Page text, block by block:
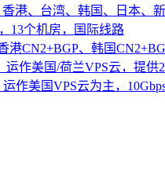
港、台湾、韩国、日本、
13个机房，国际线路
港CN2+BGP、韩国
运作美国/荷兰VPS云，提供
作美国VPS云为主，